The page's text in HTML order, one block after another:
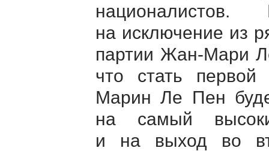
на исключение из
партии Жан-Мари
что стать
Марин Ле Пен
на самый
и на выход во